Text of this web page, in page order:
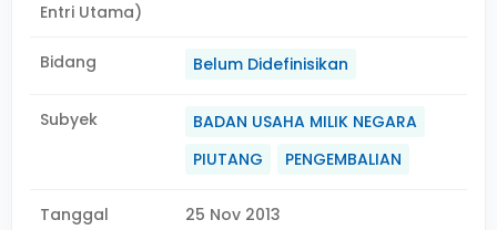
Entri Utama)
Bidang Belum Didefinisikan
Subyek
BADAN USAHA MILIK NEGARA
PIUTANG
PENGEMBALIAN
Tanggal
25 Nov 2013